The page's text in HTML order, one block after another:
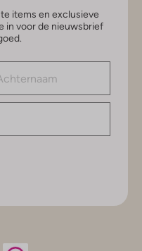
items en exclusieve
in voor de nieuwsbrief